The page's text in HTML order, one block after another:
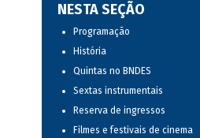
NESTA SEÇÃO
Programação
História
Quintas no BNDES
Sextas instrumentais
Reserva de ingressos
Filmes e festivais de cinema